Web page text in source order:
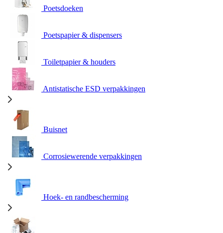
Poetsdoeken
Poetspapier & dispensers
Toiletpapier & houders
Antistatische ESD verpakkingen
Buisnet
Corrosiewerende verpakkingen
Hoek- en randbescherming